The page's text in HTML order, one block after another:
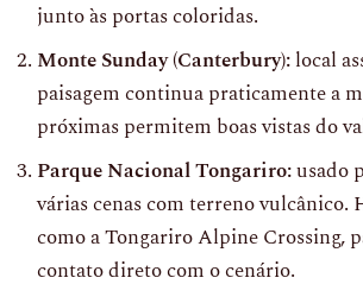
junto às portas coloridas.
Monte Sunday (Canterbury):local
paisagem continua praticamente a
próximas permitem boas vistas do
Parque Nacional Tongariro:usado
várias cenas com terreno vulcânico.
como a Tongariro Alpine Crossing,
contato direto com o cenário.